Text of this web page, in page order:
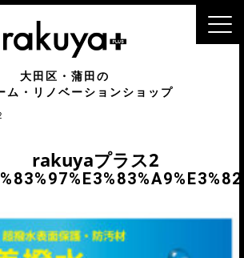
大田区・蒲田の
ム・リノベーションショップ
MENU
rakuyaプラス2